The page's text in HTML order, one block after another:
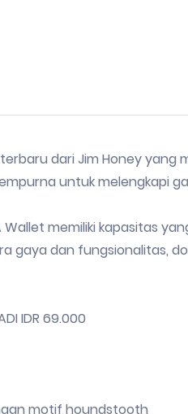
dari Jim Honey
untuk melengkapi
Wallet memiliki kapasitas
gaya dan fungsionalitas,
IDR 69.000
motif houndstooth